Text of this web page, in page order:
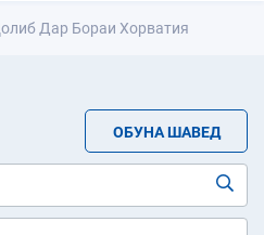
Дар Бораи Хорватия
ОБУНА ШАВЕД